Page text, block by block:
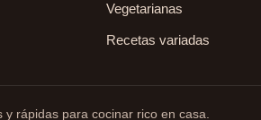
Vegetarianas
Recetas variadas
rápidas para cocinar rico en casa.